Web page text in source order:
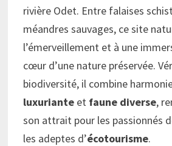
rivière Odet. Entre falaises
méandres sauvages, ce site
l’émerveillement et à une
cœur d’une nature préservée.
biodiversité, il combine
luxuriante et faune diverse,
son attrait pour les passionnés
les adeptes d’écotourisme.